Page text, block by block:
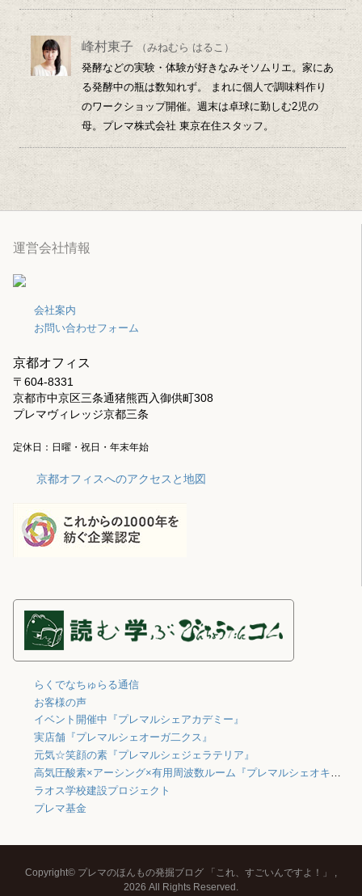
峰村東子
（みねむら はるこ）
発酵などの実験・体験が好きなみそソムリエ。家にあ
る発酵中の瓶は数知れず。 まれに個人で調味料作り
のワークショップ開催。週末は卓球に勤しむ2児の
母。プレマ株式会社 東京在住スタッフ。
運営会社情報
会社案内
お問い合わせフォーム
京都オフィス
〒604-8331
京都市中京区三条通猪熊西入御供町308
プレマヴィレッジ京都三条
定休日：日曜・祝日・年末年始
京都オフィスへのアクセスと地図
らくでなちゅらる通信
お客様の声
イベント開催中『プレマルシェアカデミー』
実店舗『プレマルシェオーガ二クス』
元気☆笑顔の素『プレマルシェジェラテリア』
高気圧酸素×アーシング×有用周波数ルーム『プレマルシェオキシジェン』
ラオス学校建設プロジェクト
プレマ基金
Copyright© プレマのほんもの発掘ブログ 「これ、すごいんですよ！」 ,
2026 All Rights Reserved.